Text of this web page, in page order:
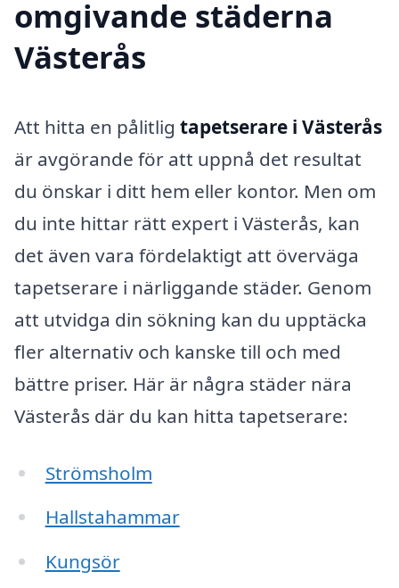
omgivande städerna
Västerås
Att hitta en pålitlig tapetserare i Västerås
är avgörande för att uppnå det resultat
du önskar i ditt hem eller kontor. Men om
du inte hittar rätt expert i Västerås, kan
det även vara fördelaktigt att överväga
tapetserare i närliggande städer. Genom
att utvidga din sökning kan du upptäcka
fler alternativ och kanske till och med
bättre priser. Här är några städer nära
Västerås där du kan hitta tapetserare:
Strömsholm
Hallstahammar
Kungsör